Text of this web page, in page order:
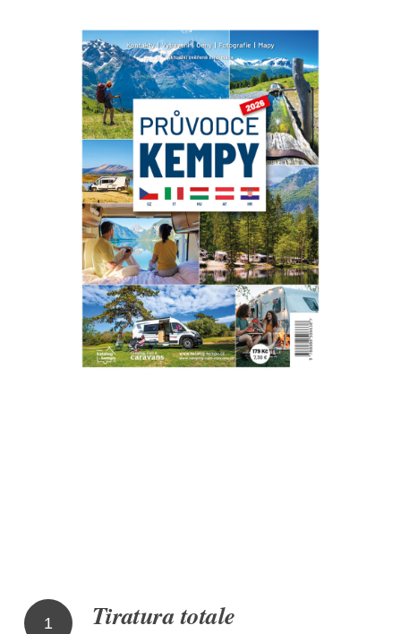
1 Tiratura totale